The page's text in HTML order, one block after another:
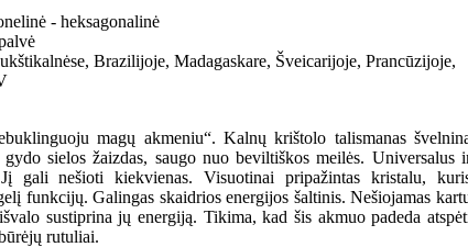
- heksagonalinė
Brazilijoje, Madagaskare, Šveicarijoje, Prancūzijoje,
magų akmeniu“. Kalnų krištolo talismanas
gydo sielos žaizdas, saugo nuo beviltiškos meilės. Universalus
gali nešioti kiekvienas. Visuotinai pripažintas kristalu,
funkcijų. Galingas skaidrios energijos šaltinis. Nešiojamas
sustiprina jų energiją. Tikima, kad šis akmuo padeda
rutuliai.